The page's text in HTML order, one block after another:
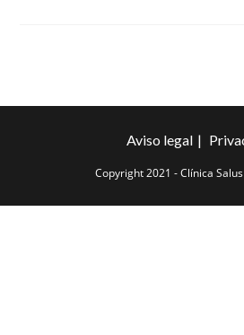
Aviso legal
Copyright 2021 - Clínica